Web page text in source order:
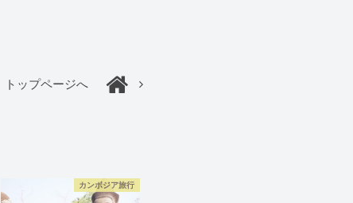
トップページへ
カンボジア旅行